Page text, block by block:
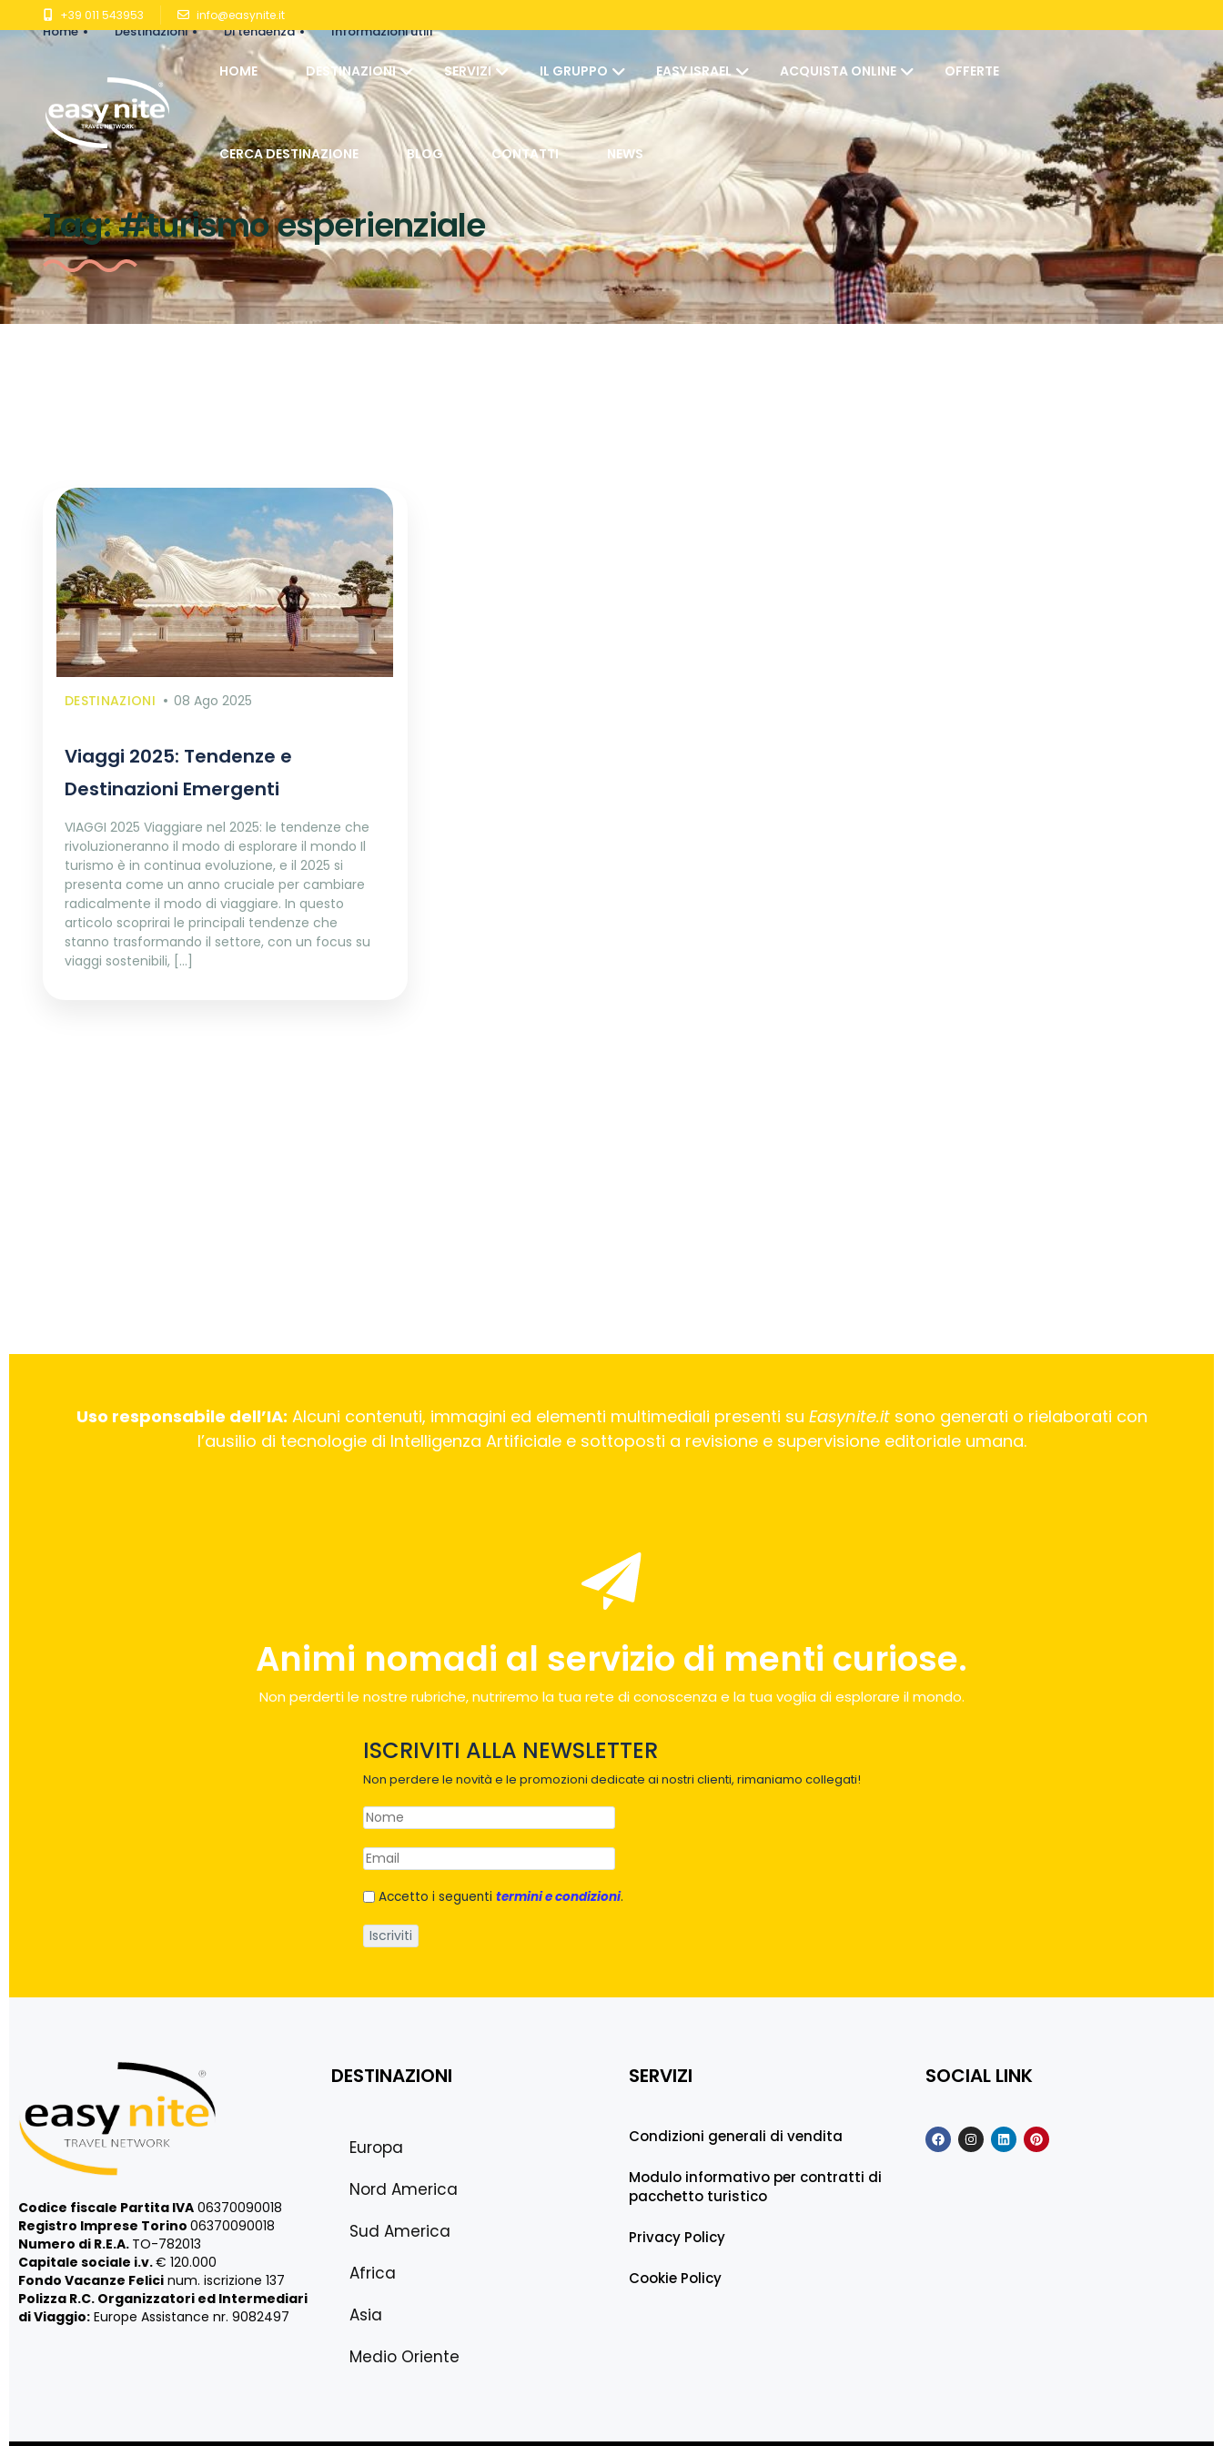
+39 011 543953 info@easynite.it
HOME DESTINAZIONI SERVIZI IL GRUPPO EASY ISRAEL ACQUISTA ONLINE OFFERTE
CERCA DESTINAZIONE BLOG CONTATTI NEWS
Tag:#turismo esperienziale
Home Destinazioni Di tendenza Informazioni utili
DESTINAZIONI 08 Ago 2025
Viaggi 2025: Tendenze e
Destinazioni Emergenti
VIAGGI 2025 Viaggiare nel 2025: le tendenze che
rivoluzioneranno il modo di esplorare il mondo Il
turismo è in continua evoluzione, e il 2025 si
presenta come un anno cruciale per cambiare
radicalmente il modo di viaggiare. In questo
articolo scoprirai le principali tendenze che
stanno trasformando il settore, con un focus su
viaggi sostenibili, […]
Uso responsabile dell’IA: Alcuni contenuti, immagini ed elementi multimediali presenti su Easynite.itsono generati o rielaborati con
l’ausilio di tecnologie di Intelligenza Artificiale e sottoposti a revisione e supervisione editoriale umana.
Animi nomadi al servizio di menti curiose.
Non perderti le nostre rubriche, nutriremo la tua rete di conoscenza e la tua voglia di esplorare il mondo.
ISCRIVITI ALLA NEWSLETTER
Non perdere le novità e le promozioni dedicate ai nostri clienti, rimaniamo collegati!
Accetto i seguenti termini e condizioni.
Codice fiscale Partita IVA 06370090018
Registro Imprese Torino 06370090018
Numero di R.E.A. TO-782013
Capitale sociale i.v.€ 120.000
Fondo Vacanze Felici num. iscrizione 137
Polizza R.C. Organizzatori ed Intermediari
di Viaggio: Europe Assistance nr. 9082497
DESTINAZIONI
Europa
Nord America
Sud America
Africa
Asia
Medio Oriente
SERVIZI
Condizioni generali di vendita
Modulo informativo per contratti di
pacchetto turistico
Privacy Policy
Cookie Policy
SOCIAL LINK